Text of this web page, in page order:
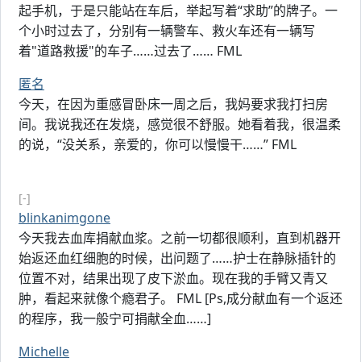
起手机，于是只能站在车后，举起写着“求助”的牌子。一
个小时过去了，分别有一辆警车、救火车还有一辆写
着"道路救援"的车子……过去了…… FML
匿名
今天，在因为重感冒卧床一周之后，我妈要求我打扫房
间。我说我还在发烧，感觉很不舒服。她看着我，很温柔
的说，“没关系，亲爱的，你可以慢慢干……” FML
[-]
blinkanimgone
今天我去血库捐献血浆。之前一切都很顺利，直到机器开
始返还血红细胞的时候，出问题了……护士在静脉插针的
位置不对，结果出现了皮下淤血。现在我的手臂又青又
肿，看起来就像个瘾君子。 FML [Ps,成分献血有一个返还
的程序，我一般宁可捐献全血……]
Michelle